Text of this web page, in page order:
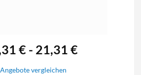
€ - 21,31 €
vergleichen